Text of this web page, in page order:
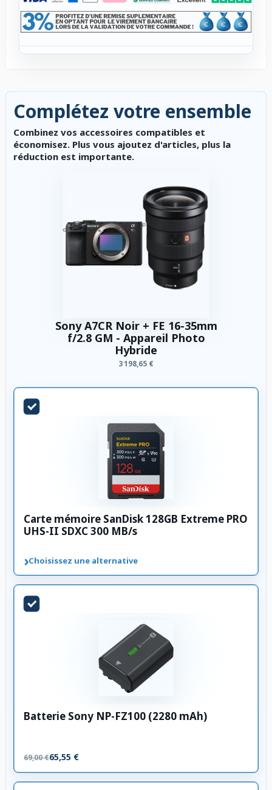
Complétez votre ensemble
Combinez vos accessoires compatibles et
économisez. Plus vous ajoutez d'articles, plus la
réduction est importante.
Sony A7CR Noir + FE 16-35mm
f/2.8 GM - Appareil Photo
Hybride
3 198,65 €
Carte mémoire SanDisk 128GB Extreme PRO
UHS-II SDXC 300 MB/s
›Choisissez une alternative
Batterie Sony NP-FZ100 (2280 mAh)
69,00 €65,55 €